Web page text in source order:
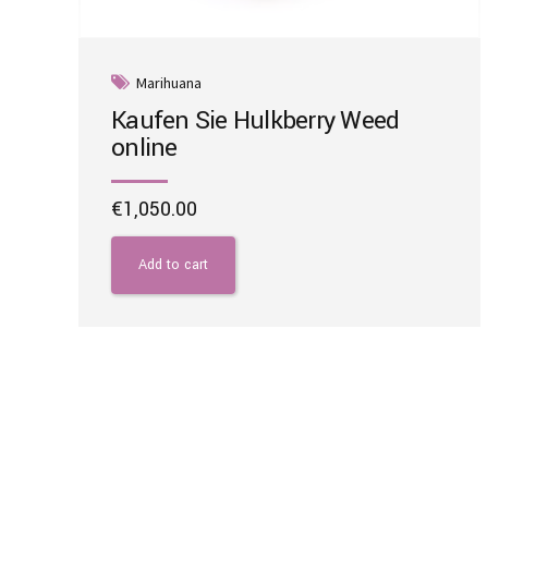
Marihuana
Kaufen Sie Hulkberry Weed
online
€1,050.00
Add to cart